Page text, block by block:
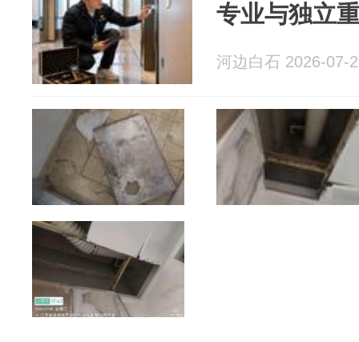
专业与独立
河边白石 2026-07-